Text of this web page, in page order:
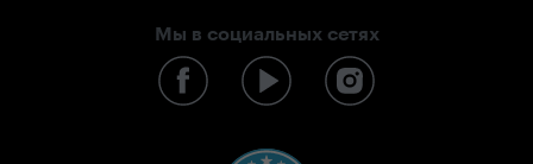
Мы в социальных сетях